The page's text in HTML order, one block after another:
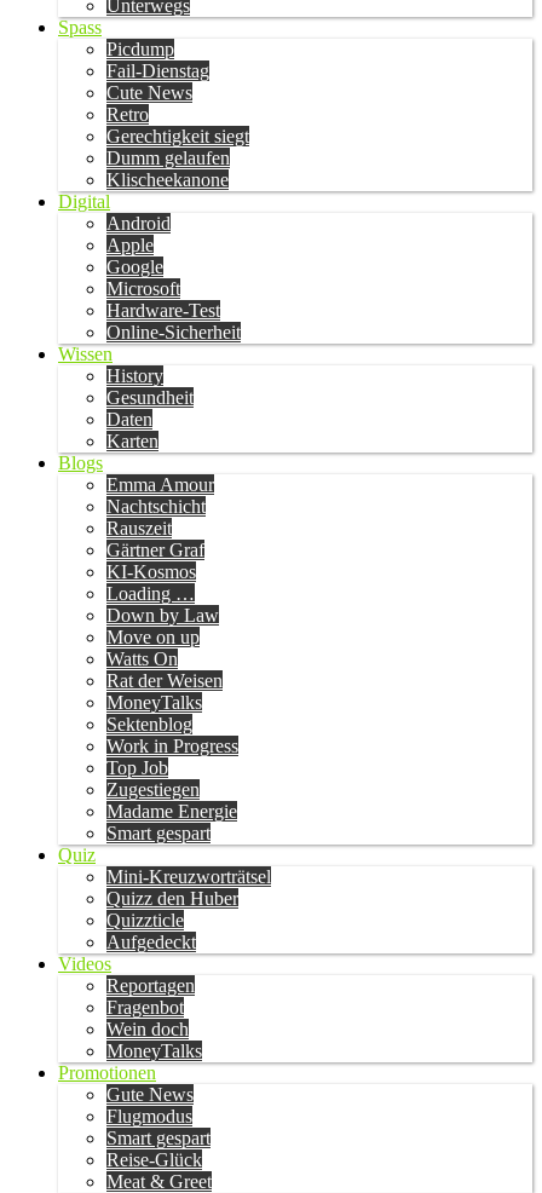
Unterwegs
Spass
Picdump
Fail-Dienstag
Cute News
Retro
Gerechtigkeit siegt
Dumm gelaufen
Klischeekanone
Digital
Android
Apple
Google
Microsoft
Hardware-Test
Online-Sicherheit
Wissen
History
Gesundheit
Daten
Karten
Blogs
Emma Amour
Nachtschicht
Rauszeit
Gärtner Graf
KI-Kosmos
Loading …
Down by Law
Move on up
Watts On
Rat der Weisen
MoneyTalks
Sektenblog
Work in Progress
Top Job
Zugestiegen
Madame Energie
Smart gespart
Quiz
Mini-Kreuzworträtsel
Quizz den Huber
Quizzticle
Aufgedeckt
Videos
Reportagen
Fragenbot
Wein doch
MoneyTalks
Promotionen
Gute News
Flugmodus
Smart gespart
Reise-Glück
Meat & Greet